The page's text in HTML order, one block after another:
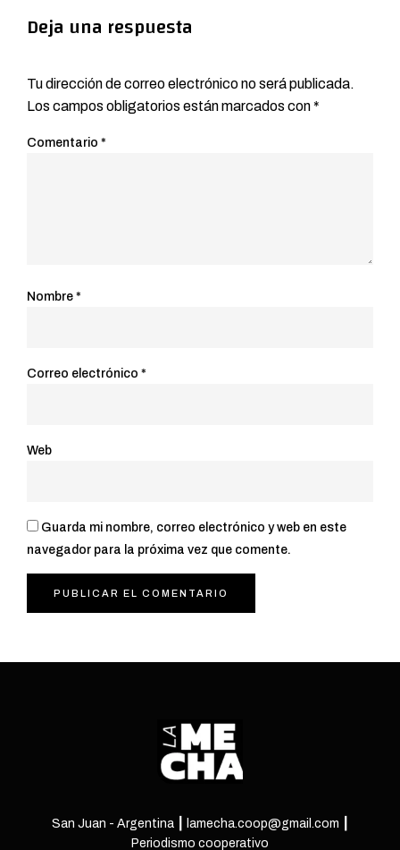
Deja una respuesta
Tu dirección de correo electrónico no será publicada.
Los campos obligatorios están marcados con*
Comentario *
Nombre *
Correo electrónico *
Web
Guarda mi nombre, correo electrónico y web en este
navegador para la próxima vez que comente.
San Juan - Argentina ┃ lamecha.coop@gmail.com ┃
Periodismo cooperativo